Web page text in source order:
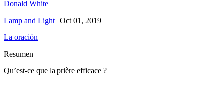
Donald White
Lamp and Light | Oct 01, 2019
La oración
Resumen
Qu’est-ce que la prière efficace ?